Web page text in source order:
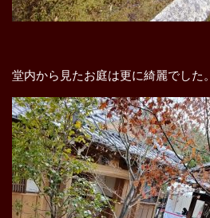
堂内から見たお庭は更に綺麗でした。